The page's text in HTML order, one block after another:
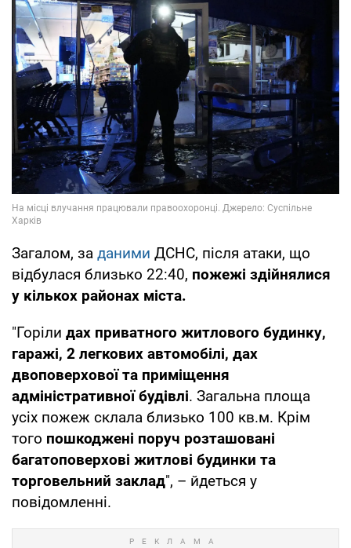
Загалом, за даними ДСНС, після атаки, що
відбулася близько 22:40, пожежі здійнялися
у кількох районах міста.
"Горіли дах приватного житлового будинку,
гаражі, 2 легкових автомобілі, дах
двоповерхової та приміщення
адміністративної будівлі. Загальна площа
усіх пожеж склала близько 100 кв.м. Крім
того пошкоджені поруч розташовані
багатоповерхові житлові будинки та
торговельний заклад", – йдеться у
повідомленні.